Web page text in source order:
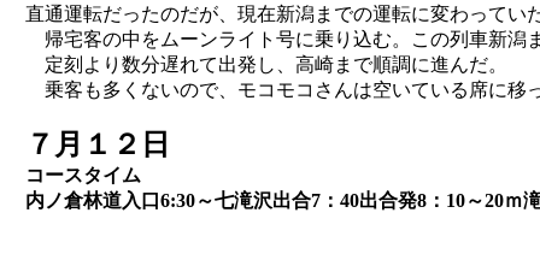
直通運転だったのだが、現在新潟までの運転に変わって
帰宅客の中をムーンライト号に乗り込む。この列車新潟
定刻より数分遅れて出発し、高崎まで順調に進んだ。
乗客も多くないので、モコモコさんは空いている席に移
７月１２日
コースタイム
内ノ倉林道入口6:30～七滝沢出合7：40出合発8：10～20ｍ